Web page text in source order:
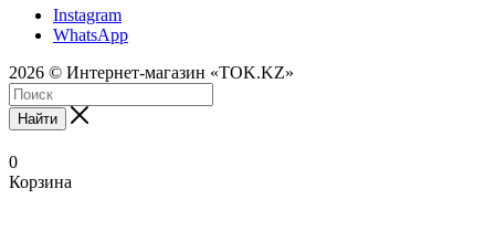
Instagram
WhatsApp
2026 © Интернет-магазин «TOK.KZ»
Найти
0
Корзина